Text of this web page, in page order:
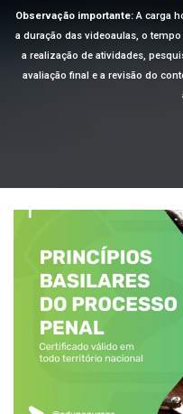
Observação importante:A carga
a duração das videoaulas, o
a realização de atividades,
avaliação final e a revisão do